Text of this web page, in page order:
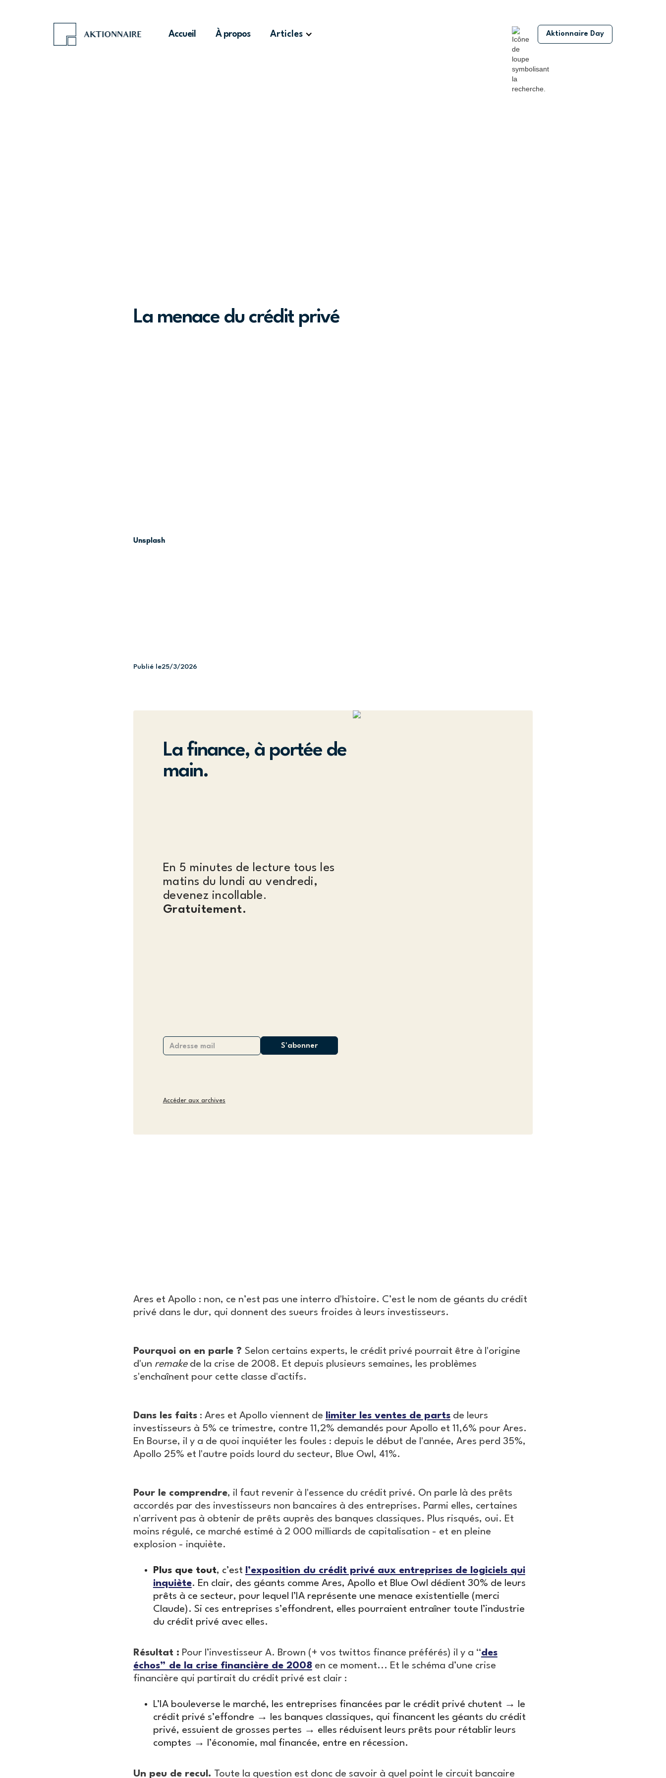
Accueil À propos Articles Aktionnaire Day
La menace du crédit privé
Unsplash
Publié le25/3/2026
La finance, à portée de
main.
En 5 minutes de lecture tous les
matins du lundi au vendredi,
devenez incollable.
Gratuitement.
Accéder aux archives
Ares et Apollo : non, ce n’est pas une interro d'histoire. C’est le nom de géants du crédit
privé dans le dur, qui donnent des sueurs froides à leurs investisseurs.
Pourquoi on en parle ? Selon certains experts, le crédit privé pourrait être à l'origine
d'un remakede la crise de 2008. Et depuis plusieurs semaines, les problèmes
s'enchaînent pour cette classe d'actifs.
Dans les faits: Ares et Apollo viennent de limiter les ventes de partsde leurs
investisseurs à 5% ce trimestre, contre 11,2% demandés pour Apollo et 11,6% pour Ares.
En Bourse, il y a de quoi inquiéter les foules : depuis le début de l'année, Ares perd 35%,
Apollo 25% et l'autre poids lourd du secteur, Blue Owl, 41%.
Pour le comprendre, il faut revenir à l'essence du crédit privé. On parle là des prêts
accordés par des investisseurs non bancaires à des entreprises. Parmi elles, certaines
n'arrivent pas à obtenir de prêts auprès des banques classiques. Plus risqués, oui. Et
moins régulé, ce marché estimé à 2 000 milliards de capitalisation - et en pleine
explosion - inquiète.
Plus que tout, c’est l’exposition du crédit privé aux entreprises de logiciels qui
inquiète. En clair, des géants comme Ares, Apollo et Blue Owl dédient 30% de leurs
prêts à ce secteur, pour lequel l’IA représente une menace existentielle (merci
Claude). Si ces entreprises s’effondrent, elles pourraient entraîner toute l’industrie
du crédit privé avec elles.
Résultat : Pour l’investisseur A. Brown (+ vos twittos finance préférés) il y a “des
échos” de la crise financière de 2008en ce moment... Et le schéma d’une crise
financière qui partirait du crédit privé est clair :
L’IA bouleverse le marché, les entreprises financées par le crédit privé chutent → le
crédit privé s’effondre → les banques classiques, qui financent les géants du crédit
privé, essuient de grosses pertes → elles réduisent leurs prêts pour rétablir leurs
comptes → l’économie, mal financée, entre en récession.
Un peu de recul. Toute la question est donc de savoir à quel point le circuit bancaire